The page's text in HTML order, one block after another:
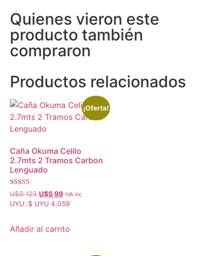
Quienes vieron este
producto también
compraron
Productos relacionados
¡Oferta!
Caña Okuma Celilo
2.7mts 2 Tramos Carbon
Lenguado
Valorado con
5.00
de 5
U$S123 U$S99 IVA inc
UYU: $ UYU 4,059
Añadir al carrito